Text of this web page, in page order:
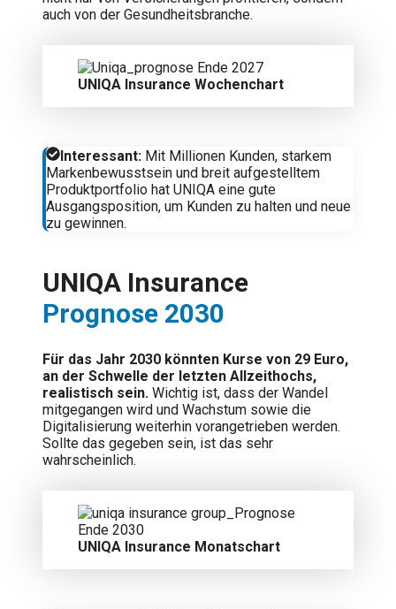
auch von der Gesundheitsbranche.
UNIQA Insurance Wochenchart
Interessant: Mit Millionen Kunden, starkem
Markenbewusstsein und breit aufgestelltem
Produktportfolio hat UNIQA eine gute
Ausgangsposition, um Kunden zu halten und neue
zu gewinnen.
UNIQA Insurance
Prognose 2030
Für das Jahr 2030 könnten Kurse von 29 Euro,
an der Schwelle der letzten Allzeithochs,
realistisch sein. Wichtig ist, dass der Wandel
mitgegangen wird und Wachstum sowie die
Digitalisierung weiterhin vorangetrieben werden.
Sollte das gegeben sein, ist das sehr
wahrscheinlich.
UNIQA Insurance Monatschart